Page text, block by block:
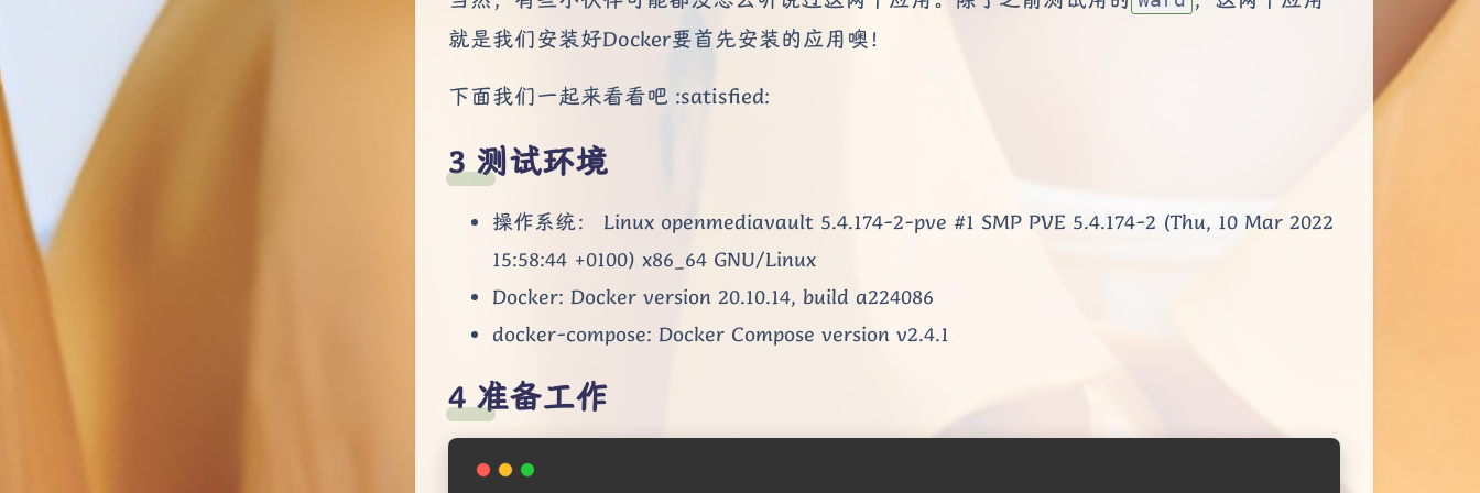
就是我们安装好Docker要首先安装的应用噢！
下面我们一起来看看吧 :satisfied:
测试环境
操作系统： Linux openmediavault 5.4.174-2-pve #1 SMP PVE 5.4.174-2 (Thu, 10 Mar 2022
15:58:44 +0100) x86_64 GNU/Linux
Docker: Docker version 20.10.14, build a224086
docker-compose: Docker Compose version v2.4.1
准备工作